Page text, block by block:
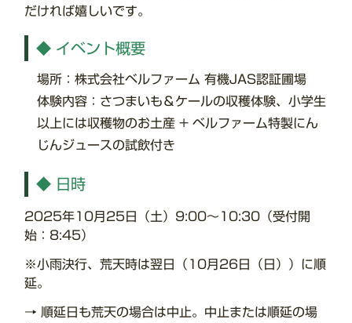
だければ嬉しいです。
◆ イベント概要
場所：株式会社ベルファーム 有機JAS認証圃場
体験内容：さつまいも＆ケールの収穫体験、小学生
以上には収穫物のお土産 + ベルファーム特製にん
じんジュースの試飲付き
◆ 日時
2025年10月25日（土）9:00〜10:30（受付開
始：8:45）
※小雨決行、荒天時は翌日（10月26日（日））に順
延。
→ 順延日も荒天の場合は中止。中止または順延の場